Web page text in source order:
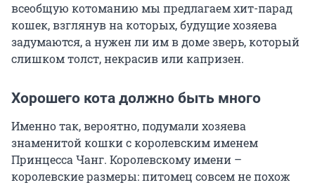
всеобщую котоманию мы предлагаем хит-парад
кошек, взглянув на которых, будущие хозяева
задумаются, а нужен ли им в доме зверь, который
слишком толст, некрасив или капризен.
Хорошего кота должно быть много
Именно так, вероятно, подумали хозяева
знаменитой кошки с королевским именем
Принцесса Чанг. Королевскому имени –
королевские размеры: питомец совсем не похож